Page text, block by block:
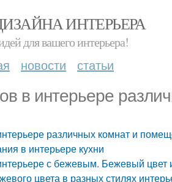
ИНТЕРЬЕРА
для вашего интерьера!
новости статьи
в интерьере
различных комнат и
в интерьере кухни
с бежевым. Бежевый цвет
цвета в разных стилях